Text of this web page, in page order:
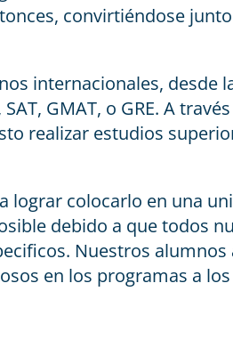
convirtiéndose
internacionales, desde
GMAT, o GRE. A
realizar estudios
lograr colocarlo en una
debido a que todos
Nuestros alumnos
en los programas a